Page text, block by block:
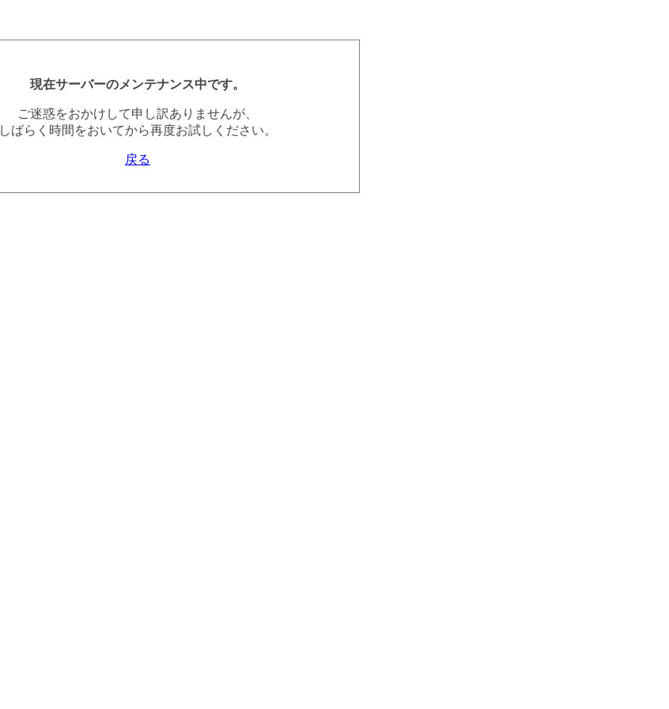
現在サーバーのメンテナンス中です。
ご迷惑をおかけして申し訳ありませんが、
しばらく時間をおいてから再度お試しください。
戻る